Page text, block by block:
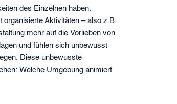
des Einzelnen haben.
organisierte Aktivitäten – also z.B.
mehr auf die Vorlieben von
und fühlen sich unbewusst
Diese unbewusste
Welche Umgebung animiert